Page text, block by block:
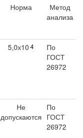
Норма
Метод
анализа
5,0х10
По
ГОСТ
26972
Не
допускаются
По
ГОСТ
26972